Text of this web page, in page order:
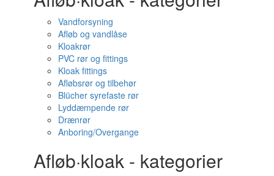
Vandforsyning
Afløb og vandlåse
Kloakrør
PVC rør og fittings
Kloak fittings
Afløbsrør og tilbehør
Blücher syrefaste rør
Lyddæmpende rør
Drænrør
Anboring/Overgange
Afløb·kloak - kategorier